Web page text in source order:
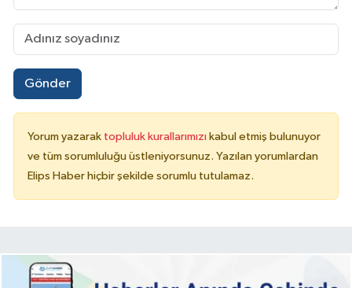
Gönder
Yorum yazarak topluluk kurallarımızı kabul etmiş bulunuyor
ve tüm sorumluluğu üstleniyorsunuz. Yazılan yorumlardan
Elips Haber hiçbir şekilde sorumlu tutulamaz.